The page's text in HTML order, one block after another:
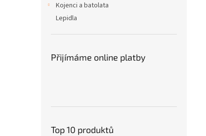
Kojenci a batolata
Lepidla
Přijímáme online platby
Top 10 produktů